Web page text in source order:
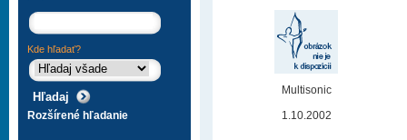
Multisonic
1.10.2002
Kde hľadať?
Rozšírené hľadanie